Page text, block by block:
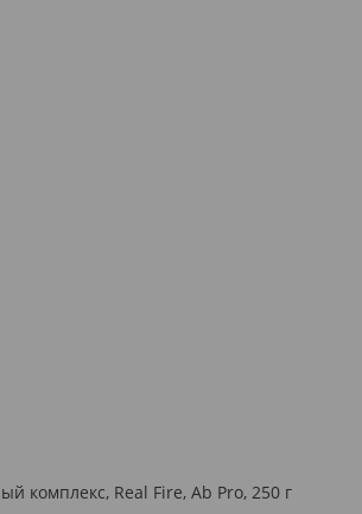
комплекс, Real Fire, Ab Pro, 250 г